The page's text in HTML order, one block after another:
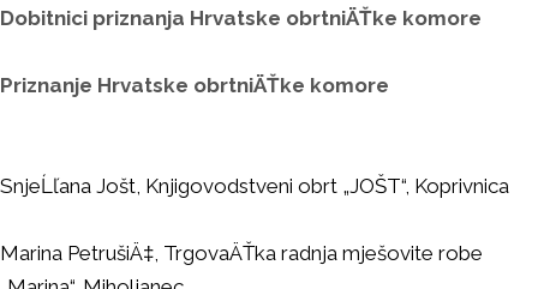
Dobitnici priznanja Hrvatske obrtniÄŤke komore
Priznanje Hrvatske obrtniÄŤke komore
SnjeĹľana Jošt, Knjigovodstveni obrt „JOŠT“, Koprivnica
Marina PetrušiÄ‡, TrgovaÄŤka radnja mješovite robe